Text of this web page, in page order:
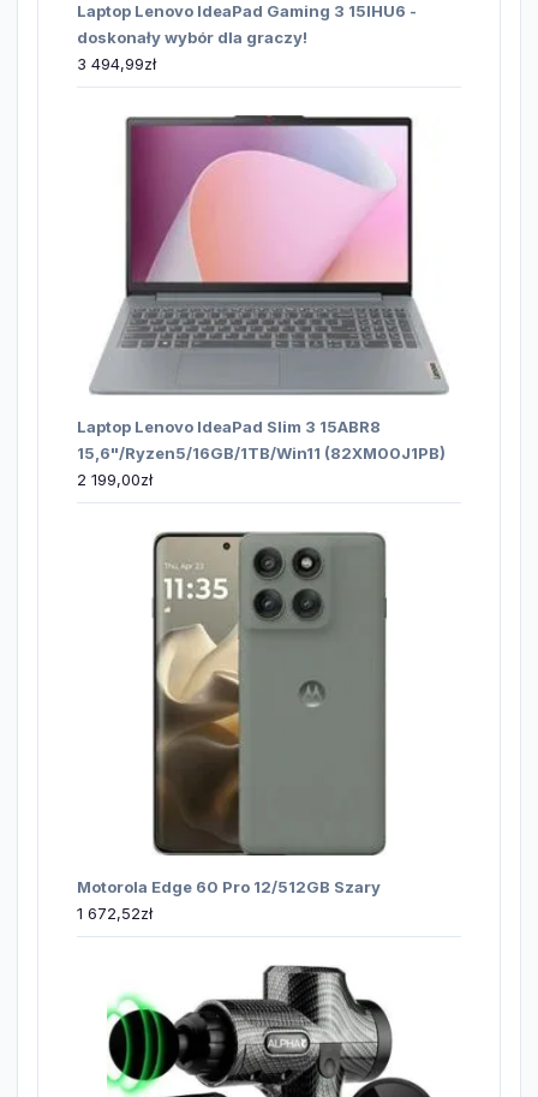
Laptop Lenovo IdeaPad Gaming 3 15IHU6 -
doskonały wybór dla graczy!
3 494,99zł
Laptop Lenovo IdeaPad Slim 3 15ABR8
15,6"/Ryzen5/16GB/1TB/Win11 (82XM00J1PB)
2 199,00zł
Motorola Edge 60 Pro 12/512GB Szary
1 672,52zł